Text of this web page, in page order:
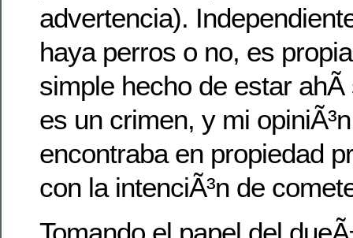
advertencia).
haya perros o no, es
simple hecho de estar ahÃ­
es un crimen, y mi
encontraba en propiedad
con la intenciÃ³n de